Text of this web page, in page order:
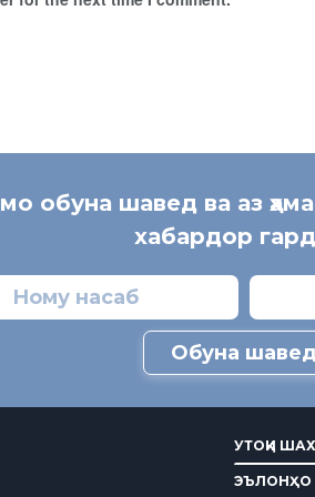
обуна шавед ва аз
хабардор
Обуна шавед
УТОҚИ
ЭЪЛОНҲО